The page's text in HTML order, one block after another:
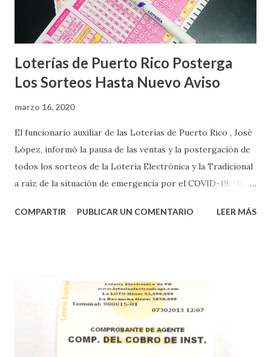
Loterías de Puerto Rico Posterga
Los Sorteos Hasta Nuevo Aviso
marzo 16, 2020
El funcionario auxiliar de las Loterías de Puerto Rico , José
López, informó la pausa de las ventas y la postergación de
todos los sorteos de la Lotería Electrónica y la Tradicional
a raíz de la situación de emergencia por el COVID-19. “En
proteger la salud de nuestros empleados, vendedores y
instantáneos”, indicó López. Sobre el sorteo de Powerball,
López explicó que el mismo se continuará realizando en los
Estados Unidos y los jugadores podrán conocer los
números ganadores del mismo a través de la página
COMPARTIR PUBLICAR UN COMENTARIO LEER MÁS